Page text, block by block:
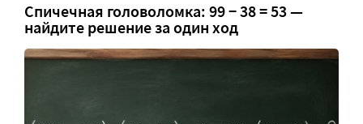
Спичечная головоломка: 99 − 38 = 53 —
найдите решение за один ход